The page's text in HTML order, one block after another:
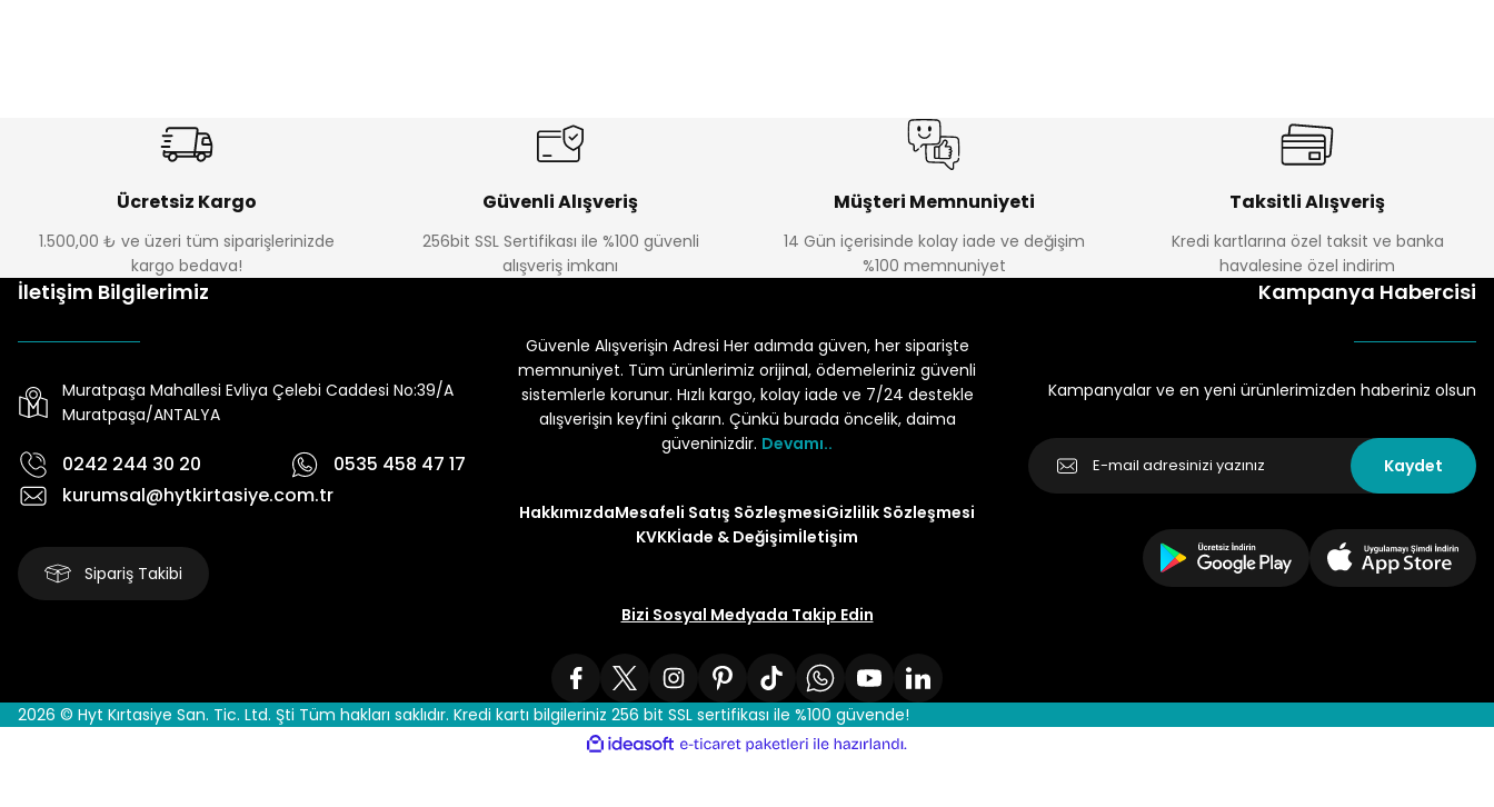
Ücretsiz Kargo
1.500,00 ₺ ve üzeri tüm siparişlerinizde
kargo bedava!
Güvenli Alışveriş
256bit SSL Sertifikası ile %100 güvenli
alışveriş imkanı
Müşteri Memnuniyeti
14 Gün içerisinde kolay iade ve değişim
%100 memnuniyet
Taksitli Alışveriş
Kredi kartlarına özel taksit ve banka
havalesine özel indirim
İletişim Bilgilerimiz
Muratpaşa Mahallesi Evliya Çelebi Caddesi No:39/A
Muratpaşa/ANTALYA
0242 244 30 20
0535 458 47 17
kurumsal@hytkirtasiye.com.tr
Sipariş Takibi
Güvenle Alışverişin Adresi Her adımda güven, her siparişte
memnuniyet. Tüm ürünlerimiz orijinal, ödemeleriniz güvenli
sistemlerle korunur. Hızlı kargo, kolay iade ve 7/24 destekle
alışverişin keyfini çıkarın. Çünkü burada öncelik, daima
güveninizdir. Devamı..
HakkımızdaMesafeli Satış SözleşmesiGizlilik Sözleşmesi
KVKKİade & Değişimİletişim
Bizi Sosyal Medyada Takip Edin
Kampanya Habercisi
Kampanyalar ve en yeni ürünlerimizden haberiniz olsun
Kaydet
2026 © Hyt Kırtasiye San. Tic. Ltd. Şti Tüm hakları saklıdır. Kredi kartı bilgileriniz 256 bit SSL sertifikası ile %100 güvende!
ideasoft
e-